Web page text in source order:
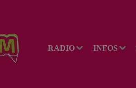
RADIO INFOS